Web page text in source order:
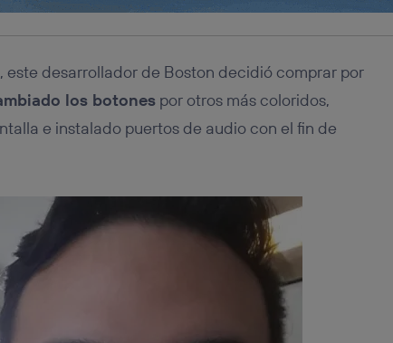
este desarrollador de Boston decidió comprar por
los botonespor otros más coloridos,
e instalado puertos de audio con el fin de